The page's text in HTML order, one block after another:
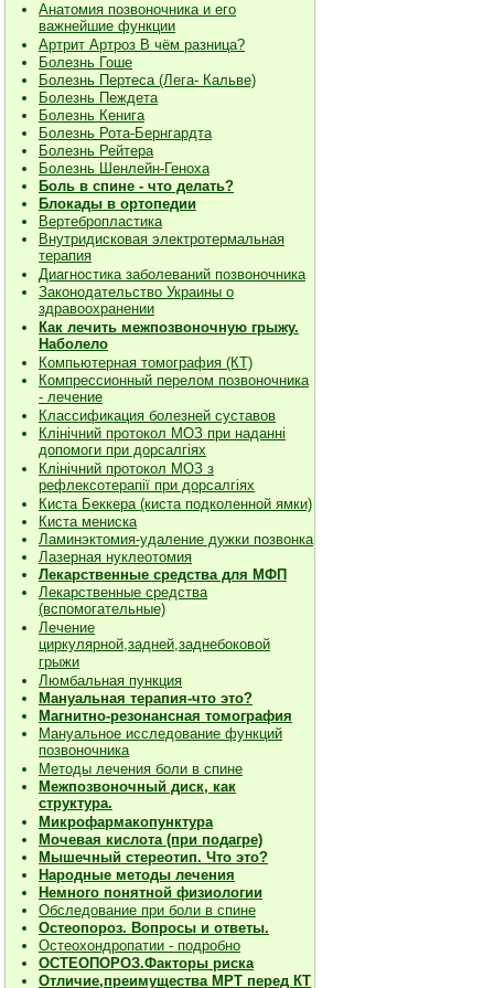
Анатомия позвоночника и его
важнейшие функции
Артрит Артроз В чём разница?
Болезнь Гоше
Болезнь Пертеса (Лега- Кальве)
Болезнь Пеждета
Болезнь Кенига
Болезнь Рота-Бернгардта
Болезнь Рейтера
Болезнь Шенлейн-Геноха
Боль в спине - что делать?
Блокады в ортопедии
Вертебропластика
Внутридисковая электротермальная
терапия
Диагностика заболеваний позвоночника
Законодательство Украины о
здравоохранении
Как лечить межпозвоночную грыжу.
Наболело
Компьютерная томография (КТ)
Компрессионный перелом позвоночника
- лечение
Классификация болезней суставов
Клiнiчний протокол МОЗ при наданнi
допомоги при дорсалгiях
Клiнiчний протокол МОЗ з
рефлексотерапiї при дорсалгіях
Киста Беккера (киста подколенной ямки)
Киста мениска
Ламинэктомия-удаление дужки позвонка
Лазерная нуклеотомия
Лекарственные средства для МФП
Лекарственные средства
(вспомогательные)
Лечение
циркулярной,задней,заднебоковой
грыжи
Люмбальная пункция
Мануальная терапия-что это?
Магнитно-резонансная томография
Мануальное исследование функций
позвоночника
Методы лечения боли в спине
Межпозвоночный диск, как
структура.
Микрофармакопунктура
Мочевая кислота (при подагре)
Мышечный стереотип. Что это?
Народные методы лечения
Немного понятной физиологии
Обследование при боли в спине
Остеопороз. Вопросы и ответы.
Остеохондропатии - подробно
ОСТЕОПОРОЗ.Факторы риска
Отличие,преимущества МРТ перед КТ